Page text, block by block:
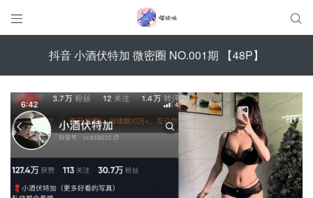
 
抖音 小酒伏特加 微密圈 NO.001期 【48P】